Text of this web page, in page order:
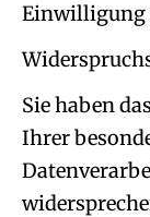
Einwilligung
Sie haben
Ihrer